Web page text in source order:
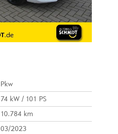
Pkw
74 kW / 101 PS
10.784 km
03/2023